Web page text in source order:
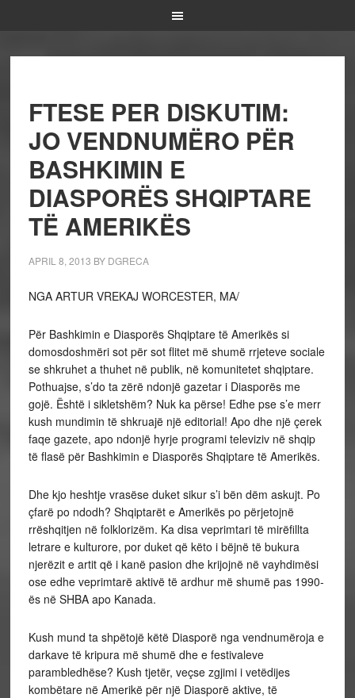
FTESE PER DISKUTIM:
JO VENDNUMËRO PËR
BASHKIMIN E
DIASPORËS SHQIPTARE
TË AMERIKËS
APRIL 8, 2013 BY DGRECA
NGA ARTUR VREKAJ WORCESTER, MA/
Për Bashkimin e Diasporës Shqiptare të Amerikës si
domosdoshmëri sot për sot flitet më shumë rrjeteve sociale
se shkruhet a thuhet në publik, në komunitetet shqiptare.
Pothuajse, s’do ta zërë ndonjë gazetar i Diasporës me
gojë. Është i sikletshëm? Nuk ka përse! Edhe pse s’e merr
kush mundimin të shkruajë një editorial! Apo dhe një çerek
faqe gazete, apo ndonjë hyrje programi televiziv në shqip
të flasë për Bashkimin e Diasporës Shqiptare të Amerikës.
Dhe kjo heshtje vrasëse duket sikur s’i bën dëm askujt. Po
çfarë po ndodh? Shqiptarët e Amerikës po përjetojnë
rrëshqitjen në folklorizëm. Ka disa veprimtari të mirëfillta
letrare e kulturore, por duket që këto i bëjnë të bukura
njerëzit e artit që i kanë pasion dhe krijojnë në vayhdimësi
ose edhe veprimtarë aktivë të ardhur më shumë pas 1990-
ës në SHBA apo Kanada.
Kush mund ta shpëtojë këtë Diasporë nga vendnumëroja e
darkave të kripura më shumë dhe e festivaleve
parambledhëse? Kush tjetër, veçse zgjimi i vetëdijes
kombëtare në Amerikë për një Diasporë aktive, të